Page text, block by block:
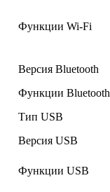
Функции Wi-Fi
Версия Bluetooth
Функции Bluetooth
Тип USB
Версия USB
Функции USB